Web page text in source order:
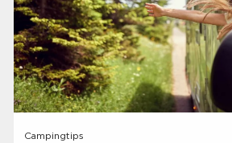
Campingtips